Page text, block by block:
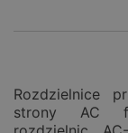
Rozdzielnice
strony AC